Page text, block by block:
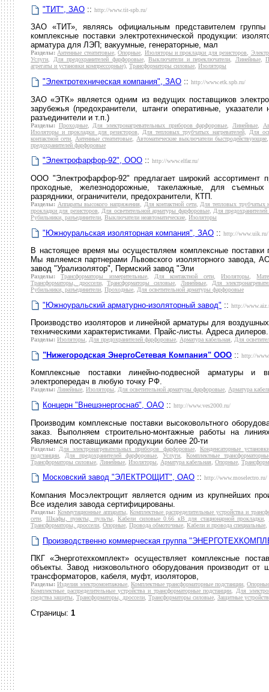
"ТИТ", ЗАО :: http://www.tit-spb.ru/
ЗАО «ТИТ», являясь официальным представителем группы
комплексные поставки электротехнической продукции:
арматура для ЛЭП; вакуумные, генераторные, мал
Разделы: Антенные стеатитовые,Опорные, Изоляторы и прокладки для резисторов,
Услуги, Для предохранителей фарфоровые, Выключатели и переключатели, Линейные,
агрегаты и установки компрессорные), Трансформаторы силовые, Изоляторы
"Электротехническая компания", ЗАО :: http://www.etk.spb.ru/
ЗАО «ЭТК» является одним из ведущих поставщиков
зарубежья (предохранители, штанги оперативные,
разъединители и т.п.)
Разделы: Проходные, Для электронагревательных приборов фарфоровые Линейные
Изоляторы и прокладки для резисторов, Для тепловых трубчатых нагревателей,
Для
контактной сети
Антенные стеатитовые Автоматические выключатели быстродействующие
предохранителей фарфоровые
"Электрофарфор-92", ООО :: http://www.elfar.ru/
ООО "Электрофарфор-92" предлагает широкий ассортимент
проходные, железнодорожные, такелажные, для
разрядники, ограничители, предохранители, КТП.
Разделы: Аппараты высокого напряжения Для контактной сети, Для тепловых трубчатых
прокладки для резисторов, Для осветительной арматуры фарфоровые, Для
Рубильники, разъединители Выключатели неавтоматические Изоляторы
"Южноуральская изоляторная компания", ЗАО :: http://www.uik.ru/
В настоящее время мы осуществляем комплексные поставки
Мы являемся партнерами Львовского изоляторного завода,
завод "Урализолятор", Пермский завод "Эли
Разделы: Трансформаторы измерительные, Для контактной сети,Изоляторы ,
Трансформаторы, дроссели,Трансформаторы силовые Линейные,
Для
Рубильники, разъединители Проходные Для осветительной арматуры фарфоровые
"Южноуральский арматурно-изоляторный завод" :: http://
Производство изоляторов и линейной арматуры для
техническими характеристиками. Прайс-листы. Адреса дилеров.
Разделы: Изоляторы Для предохранителей фарфоровые Арматура кабельная Для
"Нижегородская ЭнергоСетевая Компания" ООО :: http://
Комплексные поставки линейно-подвесной арматуры и
электропередач в любую точку РФ.
Разделы: Линейные, Изоляторы, Для осветительной арматуры фарфоровые, Арматура
Концерн "Внешэнергоснаб", ОАО :: http://www.ves2000.ru/
Производим комплексные поставки высоковольтного
заказ. Выполняем строительно-монтажные работы на
Являемся поставщиками продукции более 20-ти
Разделы: Для электронагревательных приборов фарфоровые, Конденсаторные
подстанции
Для предохранителей фарфоровые ,Услуги ,Комплектные
Трансформаторы силовые
Линейные Изоляторы Арматура кабельная Опорные
Московский завод "ЭЛЕКТРОЩИТ", ОАО :: http://www.moselectro.ru/
Компания Мосэлектрощит является одним из крупнейших
Все изделия завода сертифицированы.
Разделы: Коммутационные аппараты ,Комплектные распределительные устройства и
сети
Шкафы, пункты, пульты Кабели силовые 0.66 кВ для стационарной прокладки
Трансформаторы, дроссели Опорные Провода обмоточные Кабели и провода специальные
Производственно коммерческая группа
ПКГ «Энерготехкомплект» осуществляет комплексные
объекты. Завод низковольтного оборудования производит
трансформаторов, кабеля, муфт, изоляторов,
Разделы: Изделия электромонтажные Комплектные трансформаторные подстанции Опорные
Комплектные распределительные устройства и трансформаторные подстанции
Для
средства защиты
Трансформаторы, дроссели Трансформаторы силовые Защитные
Страницы: 1